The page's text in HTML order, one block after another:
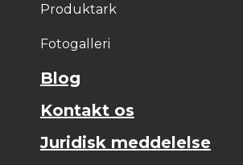
Produktark
Fotogalleri
Blog
Kontakt os
Juridisk meddelelse